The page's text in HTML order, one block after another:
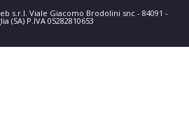
s.r.l. Viale Giacomo Brodolini snc - 84091 -
(SA) P.IVA 05282810653